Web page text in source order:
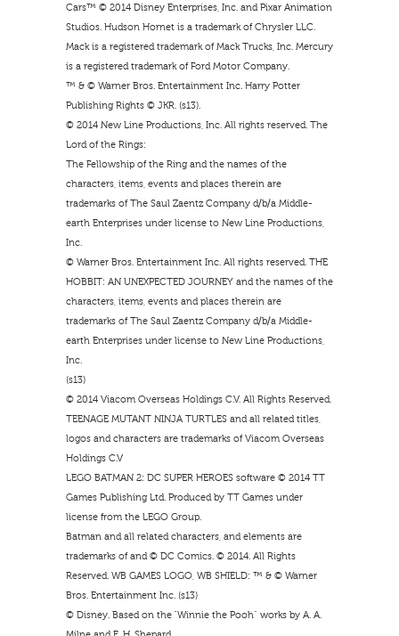
Cars™ © 2014 Disney Enterprises, Inc. and Pixar Animation
Studios. Hudson Hornet is a trademark of Chrysler LLC.
Mack is a registered trademark of Mack Trucks, Inc. Mercury
is a registered trademark of Ford Motor Company.
™ & © Warner Bros. Entertainment Inc. Harry Potter
Publishing Rights © JKR. (s13).
© 2014 New Line Productions, Inc. All rights reserved. The
Lord of the Rings:
The Fellowship of the Ring and the names of the
characters, items, events and places therein are
trademarks of The Saul Zaentz Company d/b/a Middle-
earth Enterprises under license to New Line Productions,
Inc.
© Warner Bros. Entertainment Inc. All rights reserved. THE
HOBBIT: AN UNEXPECTED JOURNEY and the names of the
characters, items, events and places therein are
trademarks of The Saul Zaentz Company d/b/a Middle-
earth Enterprises under license to New Line Productions,
Inc.
(s13)
© 2014 Viacom Overseas Holdings C.V. All Rights Reserved.
TEENAGE MUTANT NINJA TURTLES and all related titles,
logos and characters are trademarks of Viacom Overseas
Holdings C.V
LEGO BATMAN 2: DC SUPER HEROES software © 2014 TT
Games Publishing Ltd. Produced by TT Games under
license from the LEGO Group.
Batman and all related characters, and elements are
trademarks of and © DC Comics. © 2014. All Rights
Reserved. WB GAMES LOGO, WB SHIELD: ™ & © Warner
Bros. Entertainment Inc. (s13)
© Disney. Based on the “Winnie the Pooh” works by A. A.